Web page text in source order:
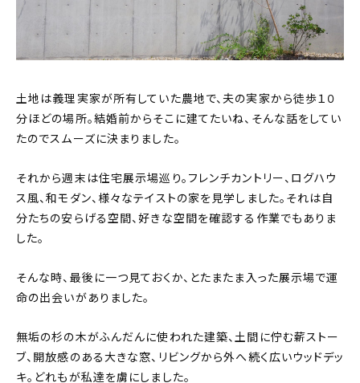
土地は義理実家が所有していた農地で、夫の実家から徒歩１０
分ほどの場所。結婚前からそこに建てたいね、そんな話をしてい
たのでスムーズに決まりました。
それから週末は住宅展示場巡り。フレンチカントリー、ログハウ
ス風、和モダン、様々なテイストの家を見学しました。それは自
分たちの安らげる空間、好きな空間を確認する作業でもありま
した。
そんな時、最後に一つ見ておくか、とたまたま入った展示場で運
命の出会いがありました。
無垢の杉の木がふんだんに使われた建築、土間に佇む薪ストー
ブ、開放感のある大きな窓、リビングから外へ続く広いウッドデッ
キ。どれもが私達を虜にしました。